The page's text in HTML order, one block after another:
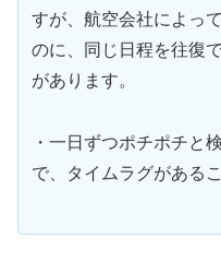
すが、航空会社によっ
のに、同じ日程を往復
があります。
・一日ずつポチポチと
で、タイムラグがある